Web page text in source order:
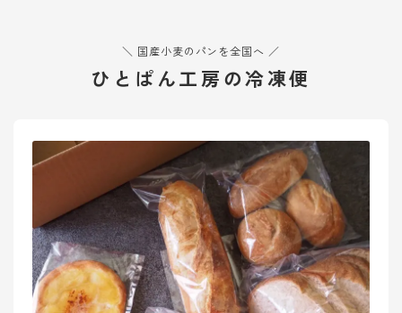
＼ 国産小麦のパンを全国へ ／
ひとぱん工房の冷凍便